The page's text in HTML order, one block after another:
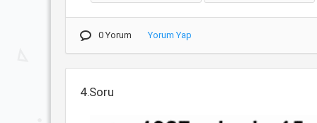
0 Yorum Yorum Yap
4.Soru